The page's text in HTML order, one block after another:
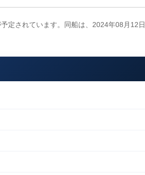
定されています。同船は、2024年08月12日